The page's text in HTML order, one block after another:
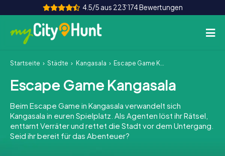
4.5/5 aus 223‘174 Bewertungen
So funktioniert's
Städte
Touren
Teamevent
Startseite Städte Kangasala Escape Game Kangasala
Escape Game Kangasala
Beim Escape Game in Kangasala verwandelt sich
Kangasala in euren Spielplatz. Als Agenten löst ihr Rätsel,
enttarnt Verräter und rettet die Stadt vor dem Untergang.
Seid ihr bereit für das Abenteuer?